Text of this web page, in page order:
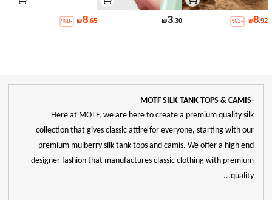
₪8.92
%3-
₪3.30
₪8.65
%8-
-MOTF SILK TANK TOPS & CAMIS
Here at MOTF, we are here to create a premium quality silk
collection that gives classic attire for everyone, starting with our
premium mulberry silk tank tops and camis. We offer a high end
designer fashion that manufactures classic clothing with premium
quality...